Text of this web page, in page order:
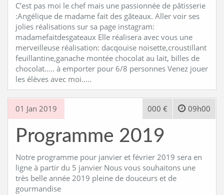
C’est pas moi le chef mais une passionnée de pâtisserie
:Angélique de madame fait des gâteaux. Aller voir ses
jolies réalisations sur sa page instagram:
madamefaitdesgateaux Elle réalisera avec vous une
merveilleuse réalisation: dacqouise noisette,croustillant
feuillantine,ganache montée chocolat au lait, billes de
chocolat….. à emporter pour 6/8 personnes Venez jouer
les élèves avec moi…..
01 Jan 2019 09h00
000 €
Programme 2019
Notre programme pour janvier et février 2019 sera en
ligne à partir du 5 janvier Nous vous souhaitons une
très belle année 2019 pleine de douceurs et de
gourmandise